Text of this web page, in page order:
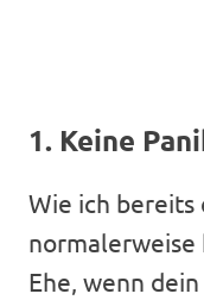
1. Keine
Wie ich bereits
Ehe, wenn